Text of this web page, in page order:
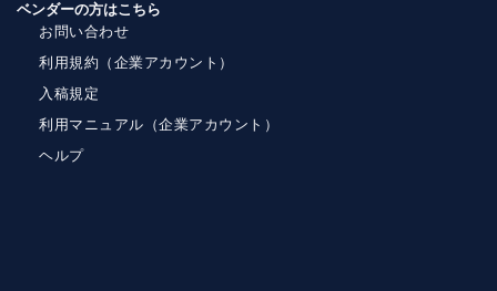
ベンダーの方はこちら
お問い合わせ
利用規約（企業アカウント）
入稿規定
利用マニュアル（企業アカウント）
ヘルプ